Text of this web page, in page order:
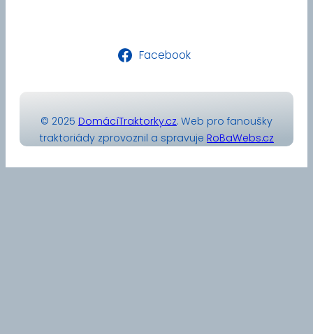
Facebook
© 2025 DomácíTraktorky.cz. Web pro fanoušky
traktoriády zprovoznil a spravuje RoBaWebs.cz